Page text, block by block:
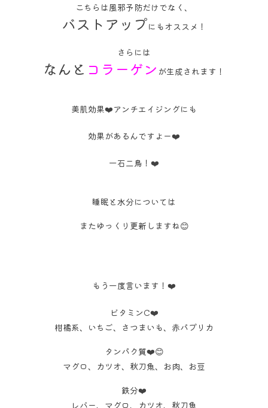
こちらは風邪予防だけでなく、
バストアップにもオススメ！
さらには
なんと コラーゲン が生成されます！
美肌効果❤️アンチエイジングにも
効果があるんですよー❤️
一石二鳥！❤️
睡眠と水分については
またゆっくり更新しますね😊
もう一度言います！❤️
ビタミンC❤️
柑橘系、いちご、さつまいも、赤パプリカ
タンパク質❤️😊
マグロ、カツオ、秋刀魚、お肉、お豆
鉄分❤️
レバー、マグロ、カツオ、秋刀魚